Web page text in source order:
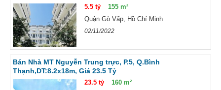
5.5 tỷ
155 m²
Quận Gò Vấp, Hồ Chí Minh
02/11/2022
Bán Nhà MT Nguyễn Trung trực, P.5, Q.Bình
Thạnh,DT:8.2x18m, Giá 23.5 Tỷ
23.5 tỷ
160 m²